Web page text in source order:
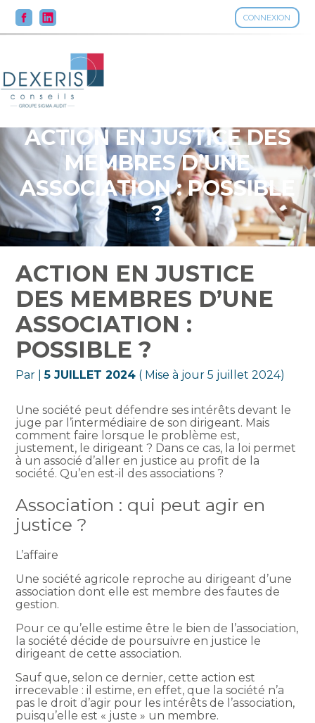
CONNEXION
Aller
au
contenu
ACTION EN JUSTICE DES
MEMBRES D’UNE
ASSOCIATION : POSSIBLE
?
ACTION EN JUSTICE
DES MEMBRES D’UNE
ASSOCIATION :
POSSIBLE ?
Par |5 JUILLET 2024 ( Mise à jour 5 juillet 2024)
Une société peut défendre ses intérêts devant le
juge par l’intermédiaire de son dirigeant. Mais
comment faire lorsque le problème est,
justement, le dirigeant ? Dans ce cas, la loi permet
à un associé d’aller en justice au profit de la
société. Qu’en est-il des associations ?
Association : qui peut agir en
justice ?
L’affaire
Une société agricole reproche au dirigeant d’une
association dont elle est membre des fautes de
gestion.
Pour ce qu’elle estime être le bien de l’association,
la société décide de poursuivre en justice le
dirigeant de cette association.
Sauf que, selon ce dernier, cette action est
irrecevable : il estime, en effet, que la société n’a
pas le droit d’agir pour les intérêts de l’association,
puisqu’elle est « juste » un membre.